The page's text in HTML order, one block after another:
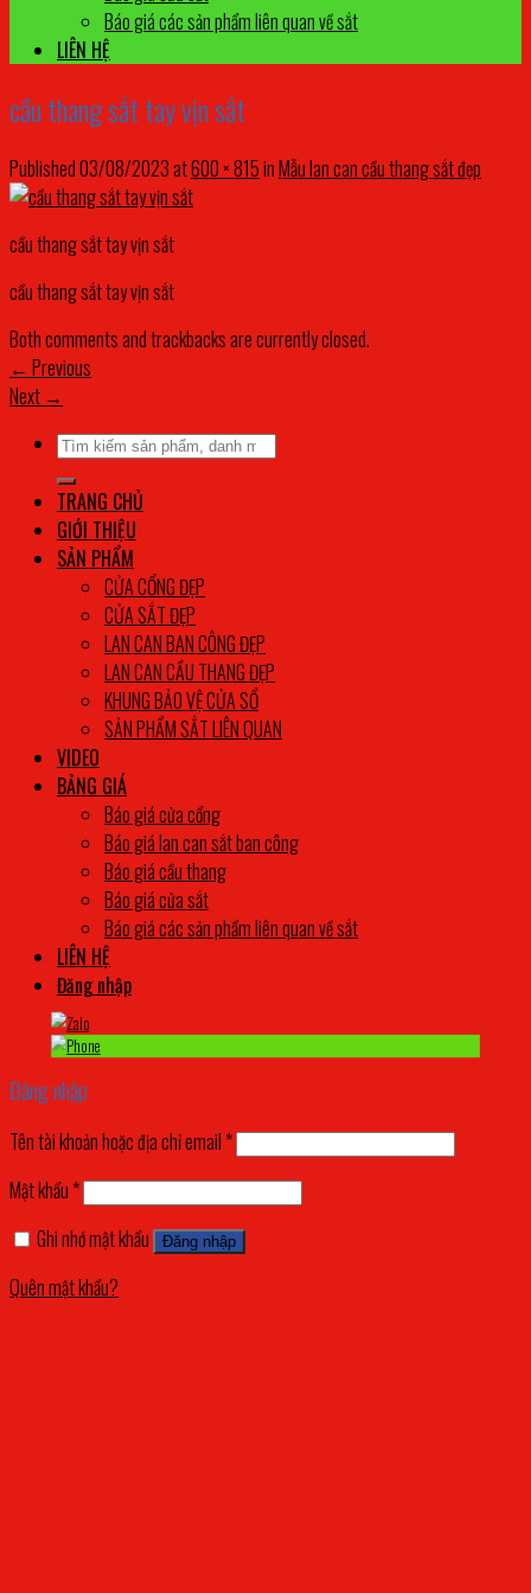
Báo giá các sản phẩm liên quan về sắt
LIÊN HỆ
cầu thang sắt tay vịn sắt
Published03/08/2023at600 × 815inMẫu lan can cầu thang sắt đẹp
cầu thang sắt tay vịn sắt
cầu thang sắt tay vịn sắt
Both comments and trackbacks are currently closed.
← Previous
Next →
Tìm
kiếm:
TRANG CHỦ
GIỚI THIỆU
SẢN PHẨM
CỬA CỔNG ĐẸP
CỬA SẮT ĐẸP
LAN CAN BAN CÔNG ĐẸP
LAN CAN CẦU THANG ĐẸP
KHUNG BẢO VỆ CỬA SỔ
SẢN PHẨM SẮT LIÊN QUAN
VIDEO
BẢNG GIÁ
Báo giá cửa cổng
Báo giá lan can sắt ban công
Báo giá cầu thang
Báo giá cửa sắt
Báo giá các sản phẩm liên quan về sắt
LIÊN HỆ
Đăng nhập
Đăng nhập
Tên tài khoản hoặc địa chỉ email *
Mật khẩu *
Ghi nhớ mật khẩu
Đăng nhập
Quên mật khẩu?